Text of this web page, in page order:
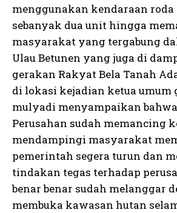
menggunakan kendaraan roda
sebanyak dua unit hingga
masyarakat yang tergabung
Ulau Betunen yang juga di
gerakan Rakyat Bela Tanah
di lokasi kejadian ketua umum
mulyadi menyampaikan
Perusahan sudah memancing
mendampingi masyarakat
pemerintah segera turun dan
tindakan tegas terhadap
benar benar sudah melanggar
membuka kawasan hutan